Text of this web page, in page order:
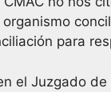
para
el Juzgado